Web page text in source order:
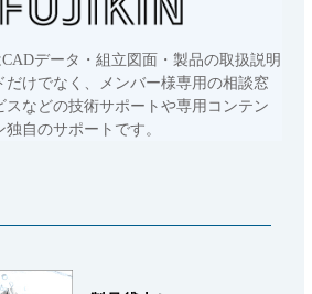
CADデータ・組立図面・製品の取扱説明
だけでなく、メンバー様専用の相談窓
スなどの技術サポートや専用コンテン
自のサポートです。